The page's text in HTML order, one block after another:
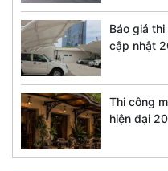
Báo giá
cập nhật
Thi công
hiện đại